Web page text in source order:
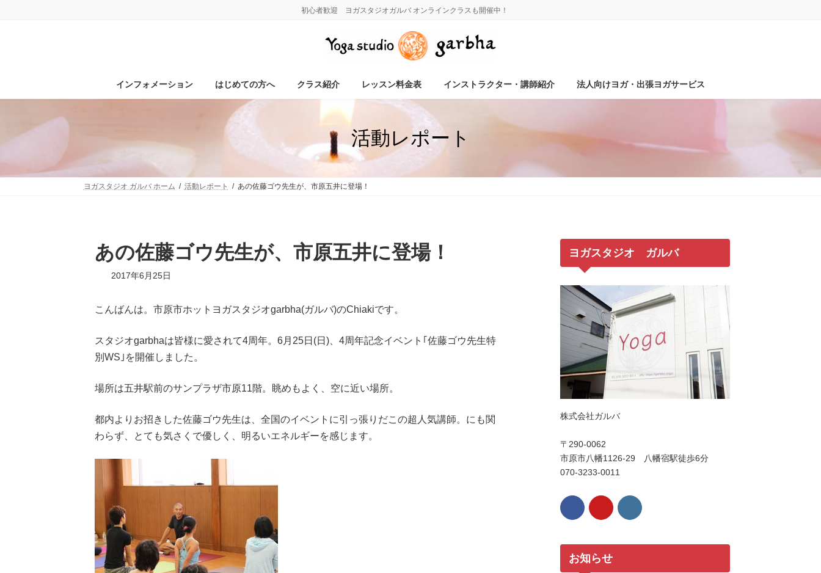
初心者歓迎 ヨガスタジオガルバ オンラインクラスも開催中！
インフォメーション はじめての方へ クラス紹介 レッスン料金表 インストラクター・講師紹介 法人向けヨガ・出張ヨガサービス
活動レポート
ヨガスタジオ ガルバ ホーム 活動レポート あの佐藤ゴウ先生が、市原五井に登場！
あの佐藤ゴウ先生が、市原五井に登場！
2017年6月25日
こんばんは。市原市ホットヨガスタジオgarbha(ガルバ)のChiakiです。
スタジオgarbhaは皆様に愛されて4周年。6月25日(日)、4周年記念イベント｢佐藤ゴウ先生特
別WS｣を開催しました。
場所は五井駅前のサンプラザ市原11階。眺めもよく、空に近い場所。
都内よりお招きした佐藤ゴウ先生は、全国のイベントに引っ張りだこの超人気講師。にも関
わらず、とても気さくで優しく、明るいエネルギーを感じます。
ヨガスタジオ ガルバ
株式会社ガルバ
〒290-0062
市原市八幡1126-29 八幡宿駅徒歩6分
070-3233-0011
お知らせ